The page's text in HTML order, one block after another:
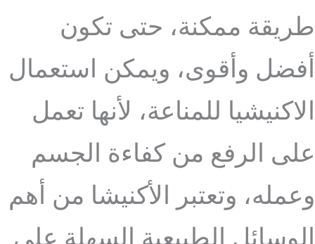
طريقة ممكنة، حتى تكون
أفضل وأقوى، ويمكن استعمال
الاكنيشيا للمناعة، لأنها تعمل
على الرفع من كفاءة الجسم
وعمله، وتعتبر الأكنيشا من أهم